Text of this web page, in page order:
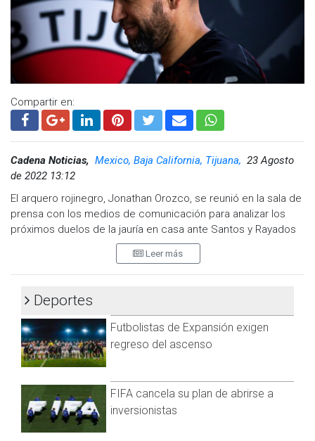
CANAL: Fox Sports 2
Compartir en:
Cadena Noticias, Mexico, Baja California, Tijuana, 23 Agosto
de 2022 13:12
El arquero rojinegro, Jonathan Orozco, se reunió en la sala de
prensa con los medios de comunicación para analizar los
próximos duelos de la jauría en casa ante Santos y Rayados
debido a una jornada doble como locales, duelos
correspondientes a la jornada 16 y jornada 11,
respectivamente.
“Santos es un rival complicado que viene crecido, es
práctico y es ágil por los jugadores que tiene, sabemos del
peligro que tiene este partido, pero estamos en casa y si
queremos estar dentro de los primeros planos hay que
ganarle a este tipo de rivales, tenemos que hacer un gran
partido y obtener los 3 puntos que ya merecemos”,
mencionó el arquero rojinegro sobre el partido ante Santos
de este jueves.
Jona habló sobre el gran momento por el que atraviesa el
Leer más
Deportes
Futbolistas de Expansión exigen
regreso del ascenso
FIFA cancela su plan de abrirse a
inversionistas